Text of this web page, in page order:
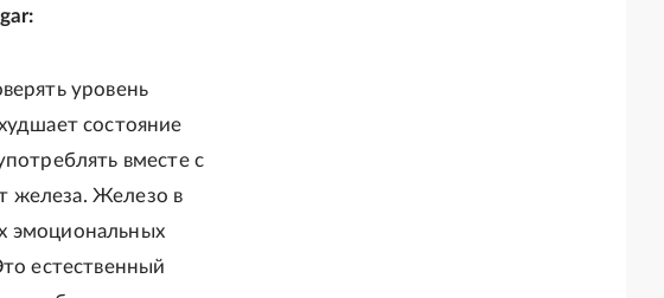
уровень
состояние
вместе с
железа. Железо в
эмоциональных
естественный